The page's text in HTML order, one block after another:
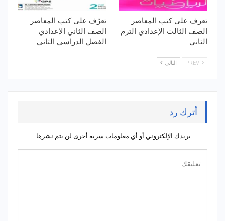
تعرف على كتب المعاصر
الصف الثالث الإعدادي الترم
الثاني
تعرّف على كتب المعاصر
الصف الثاني الإعدادي
الفصل الدراسي الثاني
التالي
أترك رد
بريدك الإلكتروني أو أي معلومات سرية أخرى لن يتم نشرها.